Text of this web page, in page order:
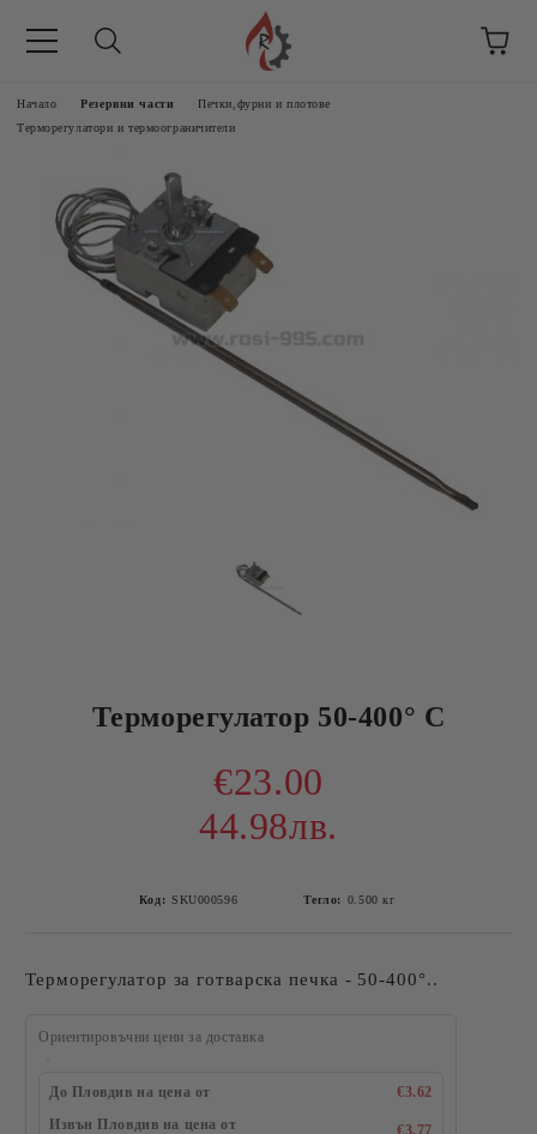
Начало Резервни части
Печки,фурни и плотове
Терморегулатори и термоограничители
Терморегулатор 50-400° C
€23.00
44.98лв.
Код: SKU000596 Тегло: 0.500 кг
Терморегулатор за готварска печка - 50-400°..
Ориентировъчни цени за доставка
До Пловдив на цена от
€3.62
Извън Пловдив на цена от
€3.77